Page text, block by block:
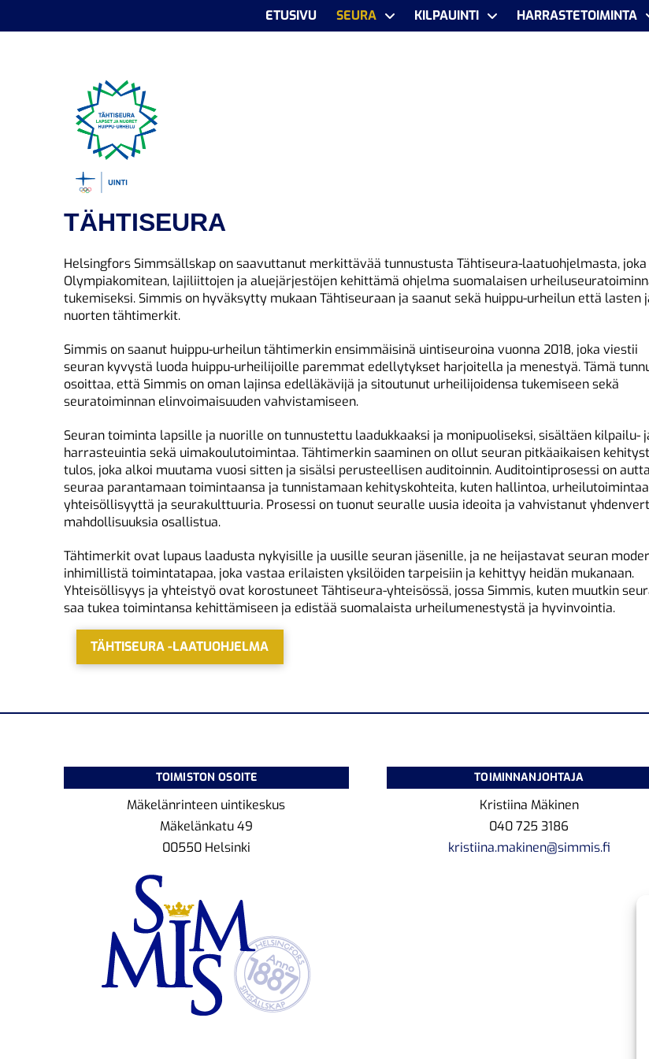
ETUSIVU SEURA KILPAUINTI HARRASTETOIMINTA
TÄHTISEURA
Helsingfors Simmsällskap on saavuttanut merkittävää tunnustusta Tähtiseura-laatuohjelmasta, joka
Olympiakomitean, lajiliittojen ja aluejärjestöjen kehittämä ohjelma suomalaisen
tukemiseksi. Simmis on hyväksytty mukaan Tähtiseuraan ja saanut sekä huippu-urheilun että lasten
nuorten tähtimerkit.
Simmis on saanut huippu-urheilun tähtimerkin ensimmäisinä uintiseuroina vuonna 2018, joka viestii
seuran kyvystä luoda huippu-urheilijoille paremmat edellytykset harjoitella ja menestyä. Tämä
osoittaa, että Simmis on oman lajinsa edelläkävijä ja sitoutunut urheilijoidensa tukemiseen sekä
seuratoiminnan elinvoimaisuuden vahvistamiseen.
Seuran toiminta lapsille ja nuorille on tunnustettu laadukkaaksi ja monipuoliseksi, sisältäen kilpailu-
harrasteuintia sekä uimakoulutoimintaa. Tähtimerkin saaminen on ollut seuran pitkäaikaisen
tulos, joka alkoi muutama vuosi sitten ja sisälsi perusteellisen auditoinnin. Auditointiprosessi on
seuraa parantamaan toimintaansa ja tunnistamaan kehityskohteita, kuten hallintoa,
yhteisöllisyyttä ja seurakulttuuria. Prosessi on tuonut seuralle uusia ideoita ja vahvistanut
mahdollisuuksia osallistua.
Tähtimerkit ovat lupaus laadusta nykyisille ja uusille seuran jäsenille, ja ne heijastavat seuran
inhimillistä toimintatapaa, joka vastaa erilaisten yksilöiden tarpeisiin ja kehittyy heidän mukanaan.
Yhteisöllisyys ja yhteistyö ovat korostuneet Tähtiseura-yhteisössä, jossa Simmis, kuten muutkin
saa tukea toimintansa kehittämiseen ja edistää suomalaista urheilumenestystä ja hyvinvointia.
TÄHTISEURA -LAATUOHJELMA
TOIMISTON OSOITE
Mäkelänrinteen uintikeskus
Mäkelänkatu 49
00550 Helsinki
TOIMINNANJOHTAJA
Kristiina Mäkinen
040 725 3186
kristiina.makinen@simmis.fi